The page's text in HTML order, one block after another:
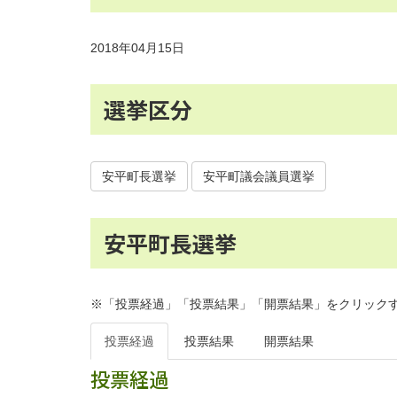
2018年04月15日
選挙区分
安平町長選挙 安平町議会議員選挙
安平町長選挙
※「投票経過」「投票結果」「開票結果」をクリック
投票経過 投票結果 開票結果
投票経過